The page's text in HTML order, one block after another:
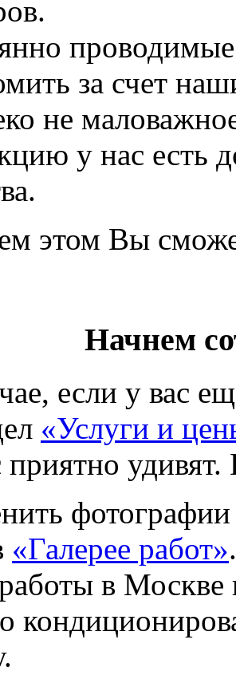
за счет
не
у нас есть
этом Вы
Начнем
если у вас
«Услуги и
фотографии
«Галерее работ»
в Москве